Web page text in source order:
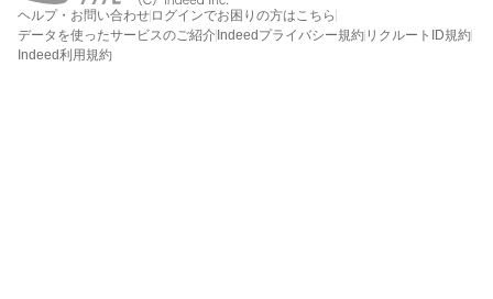
ヘルプ・お問い合わせ ログインでお困りの方はこちら
データを使ったサービスのご紹介 Indeedプライバシー規約 リクルートID規約
Indeed利用規約